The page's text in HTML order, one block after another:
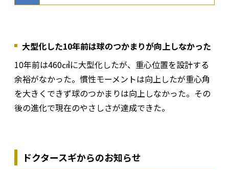
大型化した10年前は球のつかまりが向上しなかった
10年前は460㎤に大型化したが、重心位置を設計する
余裕がなかった。慣性モーメントは向上したが重心角
を大きくできず球のつかまりは向上しなかった。その
後の進化で現在のやさしさが達成できた。
ドクタースギからのお知らせ